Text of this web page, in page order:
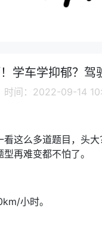
学车学抑郁？驾
时间：2022-09-14
这么多道题目，头
再难变都不怕了。
小时。